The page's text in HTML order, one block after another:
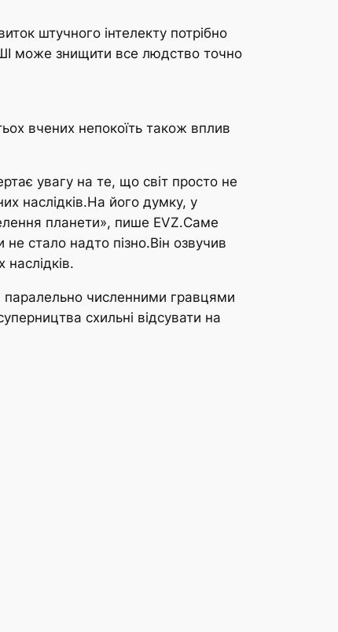
штучного інтелекту потрібно
може знищити все людство точно
вчених непокоїть також вплив
увагу на те, що світ просто не
наслідків.На його думку, у
планети», пише EVZ.Саме
стало надто пізно.Він озвучив
паралельно численними гравцями
схильні відсувати на